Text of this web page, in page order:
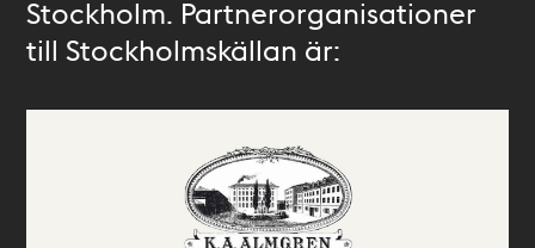
Stockholm. Partnerorganisationer
till Stockholmskällan är: